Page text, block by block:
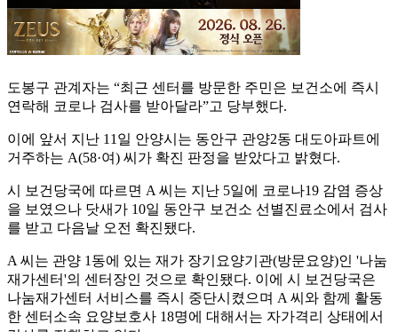
도봉구 관계자는 “최근 센터를 방문한 주민은 보건소에 즉시
연락해 코로나 검사를 받아달라”고 당부했다.
이에 앞서 지난 11일 안양시는 동안구 관양2동 대도아파트에
거주하는 A(58·여) 씨가 확진 판정을 받았다고 밝혔다.
시 보건당국에 따르면 A 씨는 지난 5일에 코로나19 감염 증상
을 보였으나 닷새가 10일 동안구 보건소 선별진료소에서 검사
를 받고 다음날 오전 확진됐다.
A 씨는 관양 1동에 있는 재가 장기요양기관(방문요양)인 '나눔
재가센터'의 센터장인 것으로 확인됐다. 이에 시 보건당국은
나눔재가센터 서비스를 즉시 중단시켰으며 A 씨와 함께 활동
한 센터소속 요양보호사 18명에 대해서는 자가격리 상태에서